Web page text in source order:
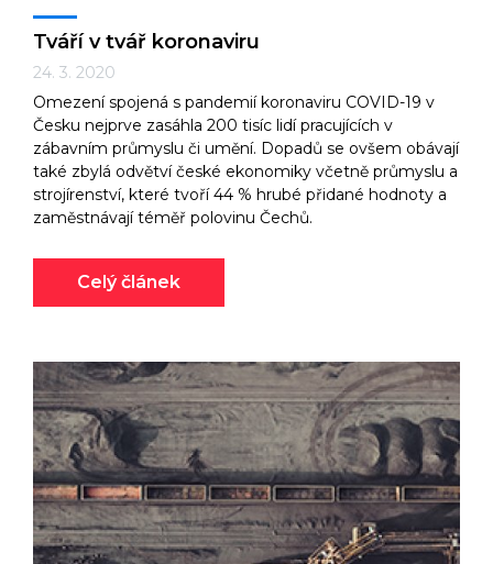
Tváří v tvář koronaviru
24. 3. 2020
Omezení spojená s pandemií koronaviru COVID-19 v
Česku nejprve zasáhla 200 tisíc lidí pracujících v
zábavním průmyslu či umění. Dopadů se ovšem obávají
také zbylá odvětví české ekonomiky včetně průmyslu a
strojírenství, které tvoří 44 % hrubé přidané hodnoty a
zaměstnávají téměř polovinu Čechů.
Celý článek